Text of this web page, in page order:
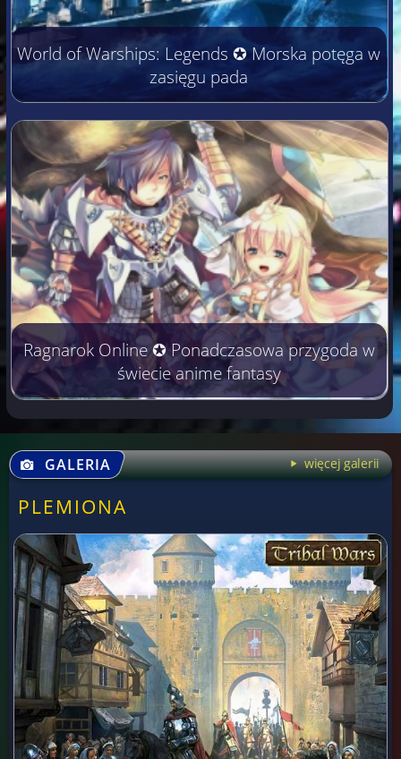
World of Warships: Legends ✪ Morska potęga w
zasięgu pada
Ragnarok Online ✪ Ponadczasowa przygoda w
świecie anime fantasy
GALERIA więcej galerii
PLEMIONA